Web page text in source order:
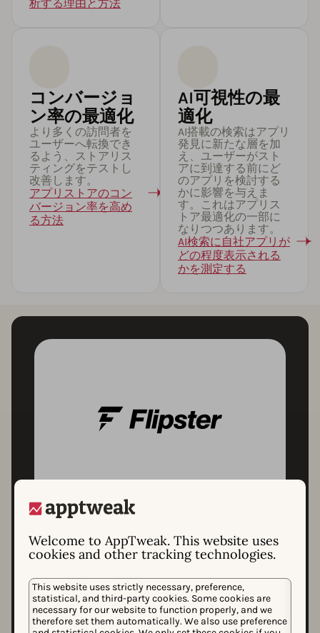
Welcome to AppTweak. This website uses
cookies and other tracking technologies.
This website uses strictly necessary, preference,
statistical, and third-party cookies. Some cookies are
necessary for our website to function properly, and we
therefore set them automatically. We also use preference
析する理由と方法
コンバージョ
ン率の最適化
より多くの訪問者を
ユーザーへ転換でき
るよう、ストアリス
ティングをテストし
改善します。
アプリストアのコン
バージョン率を高め
る方法
AI可視性の最
適化
AI搭載の検索はアプリ
発見に新たな層を加
え、ユーザーがスト
アに到達する前にど
のアプリを検討する
かに影響を与えま
す。これはアプリス
トア最適化の一部に
なりつつあります。
AI検索に自社アプリが
どの程度表示される
かを測定する
How Flipster achieved
an 88% growth in
organic downloads
thanks to ASO